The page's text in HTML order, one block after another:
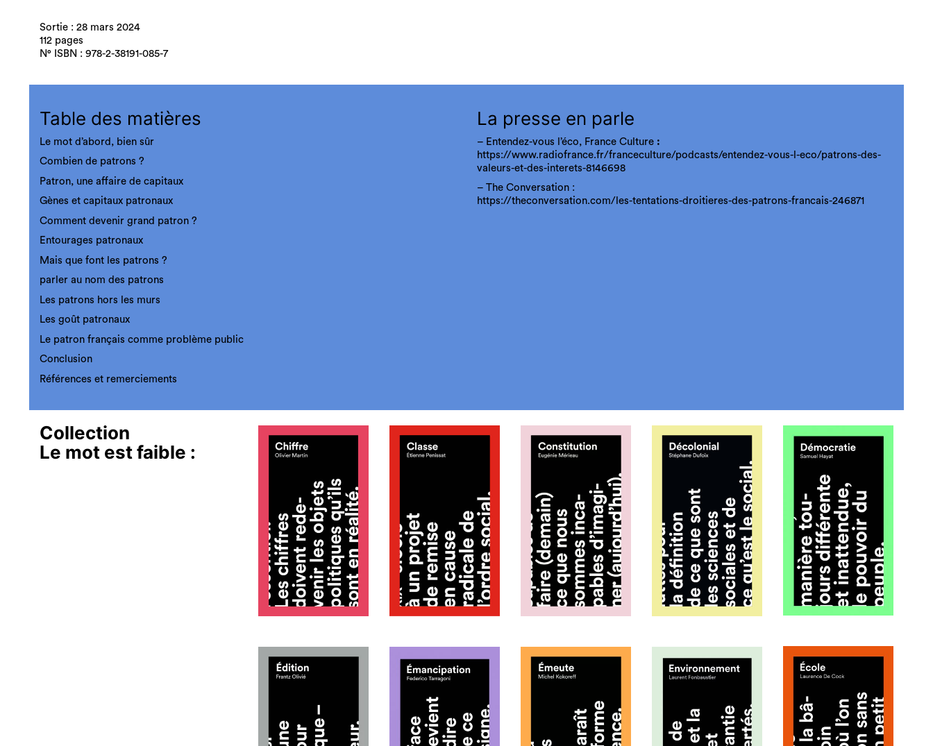
Sortie : 28 mars 2024
112 pages
N° ISBN : 978-2-38191-085-7
Table des matières
Le mot d’abord, bien sûr
Combien de patrons ?
Patron, une affaire de capitaux
Gènes et capitaux patronaux
Comment devenir grand patron ?
Entourages patronaux
Mais que font les patrons ?
parler au nom des patrons
Les patrons hors les murs
Les goût patronaux
Le patron français comme problème public
Conclusion
Références et remerciements
La presse en parle
– Entendez-vous l’éco, France Culture :
https://www.radiofrance.fr/franceculture/podcasts/entendez-vous-l-eco/patrons-des-
valeurs-et-des-interets-8146698
– The Conversation :
https://theconversation.com/les-tentations-droitieres-des-patrons-francais-246871
Collection
Le mot est faible :